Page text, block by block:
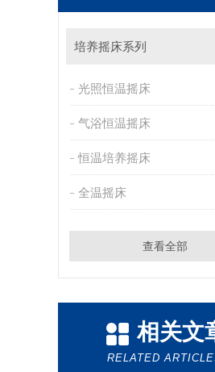
培养摇床系列
光照恒温摇床
气浴恒温摇床
恒温培养摇床
全温摇床
查看全部
相关文
RELATED